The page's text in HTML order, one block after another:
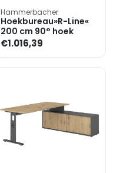
Hammerbacher
Hoekbureau»R-Line«
200 cm 90° hoek
€1.016,39